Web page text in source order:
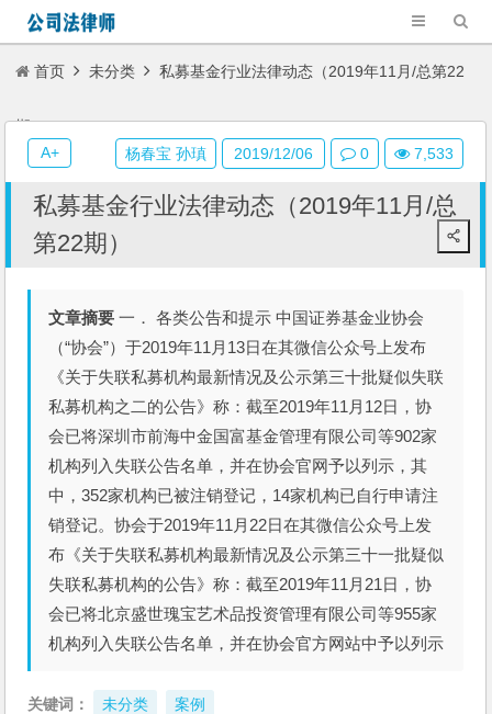
首页 未分类 私募基金行业法律动态（2019年11月/总第22
期）
私募基金行业法律动态（2019年11月/总
第22期）
文章摘要 一． 各类公告和提示 中国证券基金业协会
（“协会”）于2019年11月13日在其微信公众号上发布
《关于失联私募机构最新情况及公示第三十批疑似失联
私募机构之二的公告》称：截至2019年11月12日，协
会已将深圳市前海中金国富基金管理有限公司等902家
机构列入失联公告名单，并在协会官网予以列示，其
中，352家机构已被注销登记，14家机构已自行申请注
销登记。协会于2019年11月22日在其微信公众号上发
布《关于失联私募机构最新情况及公示第三十一批疑似
失联私募机构的公告》称：截至2019年11月21日，协
会已将北京盛世瑰宝艺术品投资管理有限公司等955家
机构列入失联公告名单，并在协会官方网站中予以列示
关键词： 未分类 案例
杨春宝 孙瑱 2019/12/06 0 7,533
A+